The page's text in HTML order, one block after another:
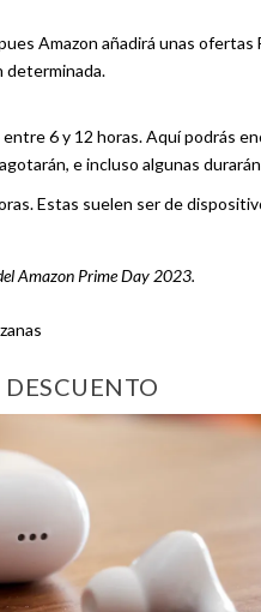
Amazon añadirá unas ofertas
determinada.
6 y 12 horas. Aquí podrás
e incluso algunas
Estas suelen ser de
Amazon Prime Day 2023.